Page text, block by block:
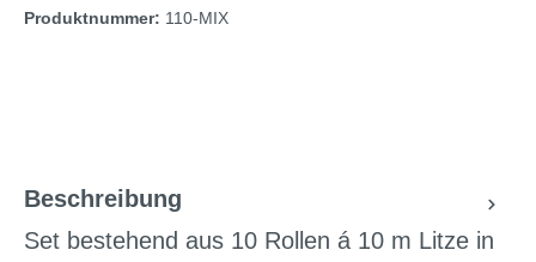
Produktnummer: 110-MIX
Beschreibung
Set bestehend aus 10 Rollen á 10 m Litze in